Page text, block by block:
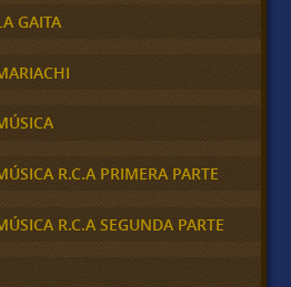
GAITA
R.C.A PRIMERA PARTE
R.C.A SEGUNDA PARTE